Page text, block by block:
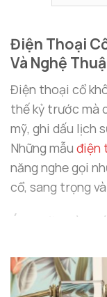
Điện Thoại
Và Nghệ
Điện thoại cổ
thế kỷ trước mà
mỹ, ghi dấu lịch
Những mẫu điện
năng nghe gọi
cổ, sang trọng
Ý Nghĩa Và
Điện thoại cổ
decor để bàn